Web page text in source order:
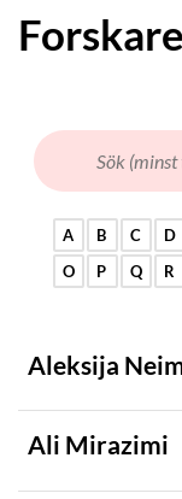
Forskare
A B C D
O
P Q R
Aleksija
Ali Mirazimi